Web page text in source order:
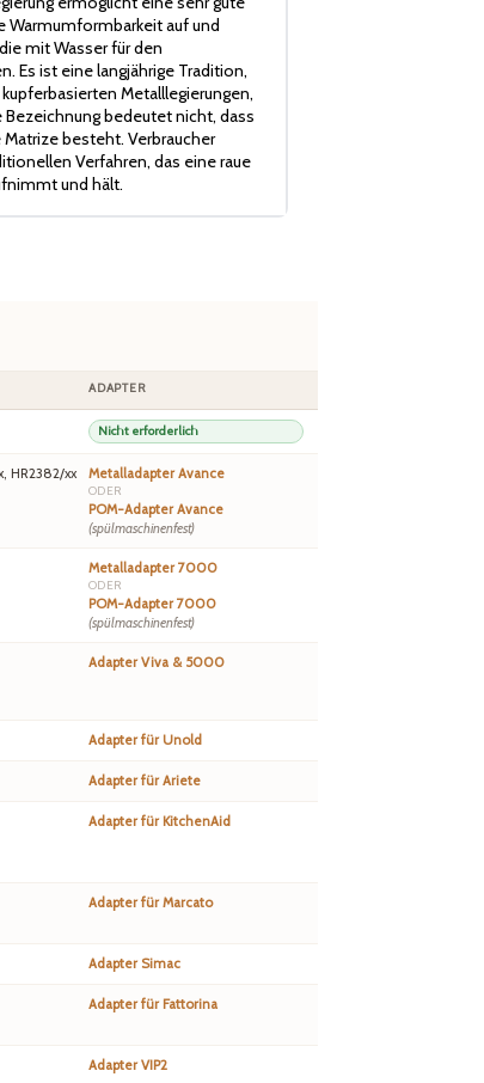
Warmumformbarkeit auf und
mit Wasser für den
Es ist eine langjährige Tradition,
Metalllegierungen,
bedeutet nicht, dass
besteht. Verbraucher
Verfahren, das eine raue
und hält.
ADAPTER
Nicht erforderlich
HR2382/xx
Metalladapter Avance
ODER
POM-Adapter Avance
(spülmaschinenfest)
Metalladapter 7000
ODER
POM-Adapter 7000
(spülmaschinenfest)
Adapter Viva & 5000
Adapter für Unold
Adapter für Ariete
Adapter für KitchenAid
Adapter für Marcato
Adapter Simac
Adapter für Fattorina
Adapter VIP2